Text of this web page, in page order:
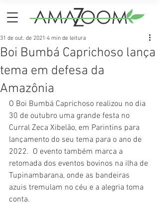
Boi Bumbá Caprichoso lança
tema em defesa da
Amazônia
31 de out. de 2021 4 min de leitura
O Boi Bumbá Caprichoso realizou no dia
30 de outubro uma grande festa no
Curral Zeca Xibelão, em Parintins para
lançamento do seu tema para o ano de
2022.  O evento também marca a
retomada dos eventos bovinos na ilha de
Tupinambarana, onde as bandeiras
azuis tremulam no céu e a alegria toma
conta.